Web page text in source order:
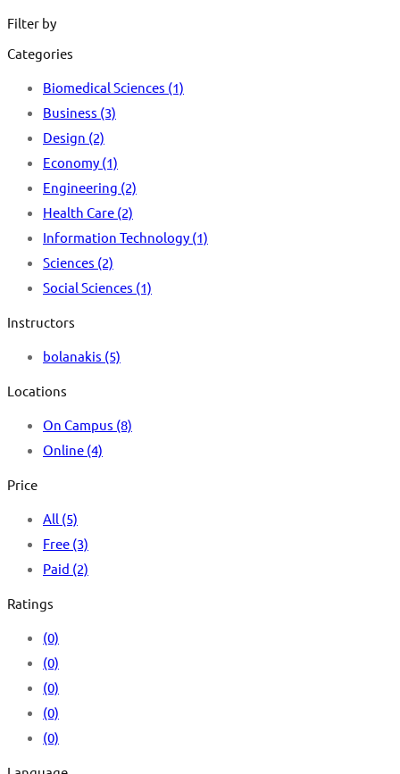
Filter by
Categories
Biomedical Sciences (1)
Business (3)
Design (2)
Economy (1)
Engineering (2)
Health Care (2)
Information Technology (1)
Sciences (2)
Social Sciences (1)
Instructors
bolanakis (5)
Locations
On Campus (8)
Online (4)
Price
All (5)
Free (3)
Paid (2)
Ratings
(0)
(0)
(0)
(0)
(0)